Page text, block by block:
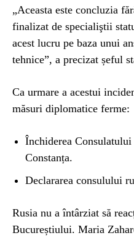
„Aceasta este concluzia
finalizat de specialiştii
acest lucru pe baza unui
tehnice”, a precizat șeful
Ca urmare a acestui
măsuri diplomatice ferme:
Închiderea
Constanța.
Declararea consulului
Rusia nu a întârziat să
Bucureștiului. Maria